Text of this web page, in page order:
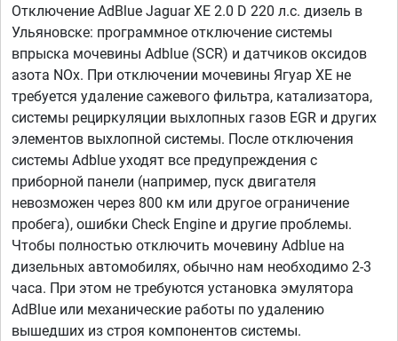
Отключение AdBlue Jaguar XE 2.0 D 220 л.с. дизель в
Ульяновске: программное отключение системы
впрыска мочевины Adblue (SCR) и датчиков оксидов
азота NOx. При отключении мочевины Ягуар ХЕ не
требуется удаление сажевого фильтра, катализатора,
системы рециркуляции выхлопных газов EGR и других
элементов выхлопной системы. После отключения
системы Adblue уходят все предупреждения с
приборной панели (например, пуск двигателя
невозможен через 800 км или другое ограничение
пробега), ошибки Check Engine и другие проблемы.
Чтобы полностью отключить мочевину Adblue на
дизельных автомобилях, обычно нам необходимо 2-3
часа. При этом не требуются установка эмулятора
AdBlue или механические работы по удалению
вышедших из строя компонентов системы.